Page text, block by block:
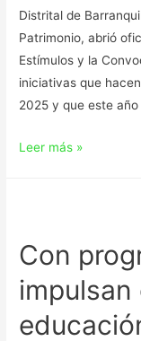
Distrital de
Patrimonio, abrió
Estímulos y la
iniciativas que
2025 y que este
Leer más »
Con
impulsan